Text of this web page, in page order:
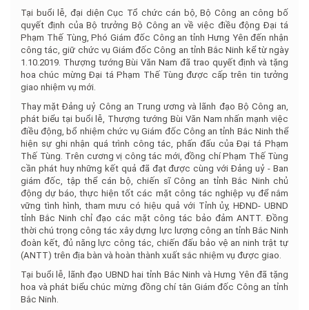
Tại buổi lễ, đại diện Cục Tổ chức cán bộ, Bộ Công an công bố
quyết định của Bộ trưởng Bộ Công an về việc điều động Đại tá
Phạm Thế Tùng, Phó Giám đốc Công an tỉnh Hưng Yên đến nhận
công tác, giữ chức vụ Giám đốc Công an tỉnh Bắc Ninh kể từ ngày
1.10.2019. Thượng tướng Bùi Văn Nam đã trao quyết định và tặng
hoa chúc mừng Đại tá Phạm Thế Tùng được cấp trên tin tưởng
giao nhiệm vụ mới.
Thay mặt Đảng uỷ Công an Trung ương và lãnh đạo Bộ Công an,
phát biểu tại buổi lễ, Thượng tướng Bùi Văn Nam nhấn mạnh việc
điều động, bổ nhiệm chức vụ Giám đốc Công an tỉnh Bắc Ninh thể
hiện sự ghi nhận quá trình công tác, phấn đấu của Đại tá Phạm
Thế Tùng. Trên cương vị công tác mới, đồng chí Phạm Thế Tùng
cần phát huy những kết quả đã đạt được cùng với Đảng uỷ - Ban
giám đốc, tập thể cán bộ, chiến sĩ Công an tỉnh Bắc Ninh chủ
động dự báo, thực hiện tốt các mặt công tác nghiệp vụ để nắm
vững tình hình, tham mưu có hiệu quả với Tỉnh ủy, HĐND- UBND
tỉnh Bắc Ninh chỉ đạo các mặt công tác bảo đảm ANTT. Đồng
thời chú trọng công tác xây dựng lực lượng công an tỉnh Bắc Ninh
đoàn kết, đủ năng lực công tác, chiến đấu bảo vệ an ninh trật tự
(ANTT) trên địa bàn và hoàn thành xuất sắc nhiệm vụ được giao.
Tại buổi lễ, lãnh đạo UBND hai tỉnh Bắc Ninh và Hưng Yên đã tặng
hoa và phát biểu chúc mừng đồng chí tân Giám đốc Công an tỉnh
Bắc Ninh.